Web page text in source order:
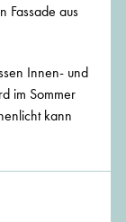
Fassade aus
Innen- und
im Sommer
kann